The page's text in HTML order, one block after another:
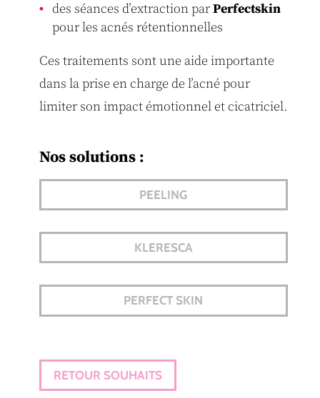
des séances d’extraction parPerfectskin
pour les acnés rétentionnelles
Ces traitements sont une aide importante
dans la prise en charge de l’acné pour
limiter son impact émotionnel et cicatriciel.
Nos solutions :
PEELING
KLERESCA
PERFECT SKIN
RETOUR SOUHAITS